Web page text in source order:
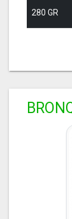
280 GR